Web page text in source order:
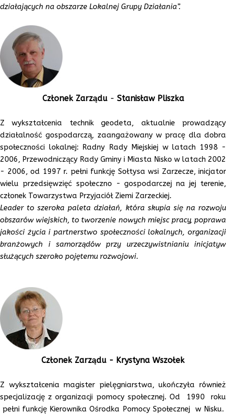
działających na obszarze Lokalnej Grupy Działania”.
Członek Zarządu- Stanisław Pliszka
Z wykształcenia technik geodeta, aktualnie prowadzący
działalność gospodarczą, zaangażowany w pracę dla dobra
społeczności lokalnej: Radny Rady Miejskiej w latach 1998 -
2006, Przewodniczący Rady Gminy i Miasta Nisko w latach 2002
- 2006, od 1997 r. pełni funkcję Sołtysa wsi Zarzecze, inicjator
wielu przedsięwzięć społeczno - gospodarczej na jej terenie,
członek Towarzystwa Przyjaciół Ziemi Zarzeckiej.
Leader to szeroka paleta działań, która skupia się na rozwoju
obszarów wiejskich, to tworzenie nowych miejsc pracy, poprawa
jakości życia i partnerstwo społeczności lokalnych, organizacji
branżowych i samorządów przy urzeczywistnianiu inicjatyw
służących szeroko pojętemu rozwojowi.
Członek Zarządu - Krystyna Wszołek
Z wykształcenia magister pielęgniarstwa, ukończyła również
specjalizację z organizacji pomocy społecznej. Od 1990 roku
pełni funkcję Kierownika Ośrodka Pomocy Społecznej w Nisku.